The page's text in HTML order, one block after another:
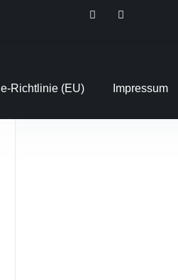
Richtlinie (EU) Impressum